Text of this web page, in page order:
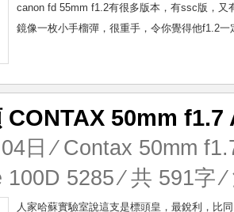
canon fd 55mm f1.2有很多版本，有ssc版，
鏡像一枚小手榴彈，很重手，令你覺得他f1.2
CONTAX 50mm f1.7
日 ⁄ Contax 50mm
100D 5285⁄ 共 591字
人家哈蘇實驗室說這支是標頭皇，最銳利，比